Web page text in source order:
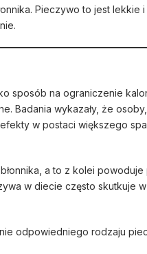
Pieczywo to jest
sposób na ograniczenie
Badania wykazały, że
efekty w postaci większego
a to z kolei
w diecie często skutkuje
odpowiedniego rodzaju